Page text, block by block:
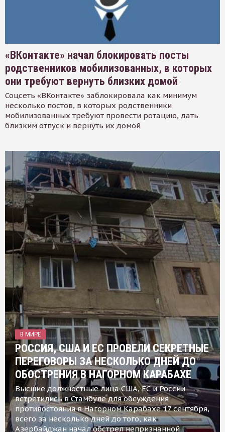
«ВКонтакте» начал блокировать посты
родственников мобилизованных, в которых
они требуют вернуть близких домой
Соцсеть «ВКонтакте» заблокировала как минимум
несколько постов, в которых родственники
мобилизованных требуют провести ротацию, дать
близким отпуск и вернуть их домой
В МИРЕ
РОССИЯ, США И ЕС ПРОВЕЛИ СЕКРЕТНЫЕ
ПЕРЕГОВОРЫ ЗА НЕСКОЛЬКО ДНЕЙ ДО
ОБОСТРЕНИЯ В НАГОРНОМ КАРАБАХЕ
Высшие должностные лица США, ЕС и России
встретились в Стамбуле для обсуждения
противостояния в Нагорном Карабахе 17 сентября,
всего за несколько дней до того, как
Азербайджан начал обстрел непризнанной